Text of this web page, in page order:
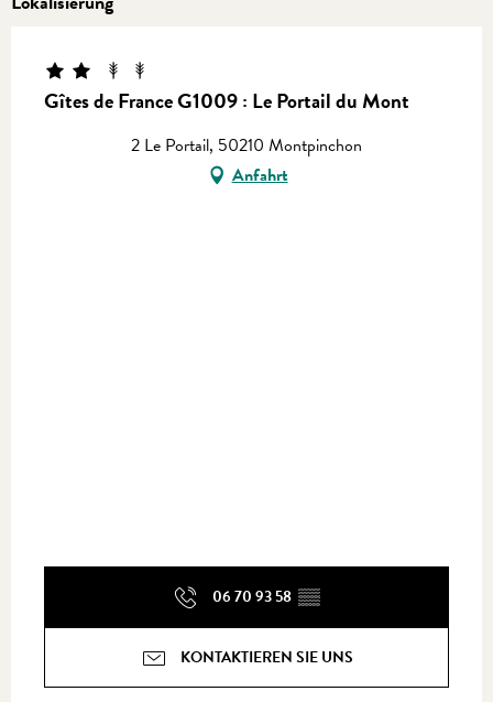
Gîtes de France G1009 : Le Portail du Mont
2 Le Portail, 50210 Montpinchon
Anfahrt
06 70 93 58 ▒▒
KONTAKTIEREN SIE UNS